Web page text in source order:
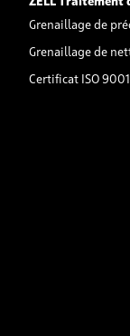
Grenaillage de
Grenaillage de
Certificat ISO